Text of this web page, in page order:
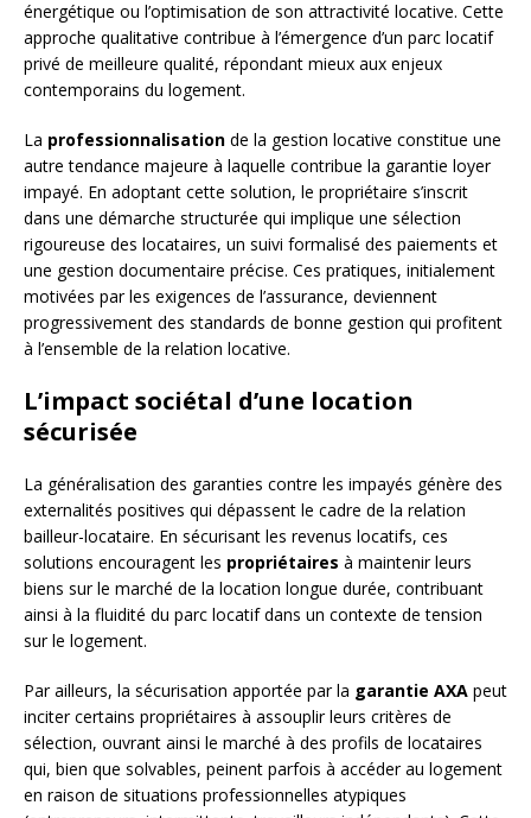
énergétique ou l’optimisation de son attractivité locative. Cette
approche qualitative contribue à l’émergence d’un parc locatif
privé de meilleure qualité, répondant mieux aux enjeux
contemporains du logement.
La professionnalisation de la gestion locative constitue une
autre tendance majeure à laquelle contribue la garantie loyer
impayé. En adoptant cette solution, le propriétaire s’inscrit
dans une démarche structurée qui implique une sélection
rigoureuse des locataires, un suivi formalisé des paiements et
une gestion documentaire précise. Ces pratiques, initialement
motivées par les exigences de l’assurance, deviennent
progressivement des standards de bonne gestion qui profitent
à l’ensemble de la relation locative.
L’impact sociétal d’une location
sécurisée
La généralisation des garanties contre les impayés génère des
externalités positives qui dépassent le cadre de la relation
bailleur-locataire. En sécurisant les revenus locatifs, ces
solutions encouragent les propriétaires à maintenir leurs
biens sur le marché de la location longue durée, contribuant
ainsi à la fluidité du parc locatif dans un contexte de tension
sur le logement.
Par ailleurs, la sécurisation apportée par la garantie AXA peut
inciter certains propriétaires à assouplir leurs critères de
sélection, ouvrant ainsi le marché à des profils de locataires
qui, bien que solvables, peinent parfois à accéder au logement
en raison de situations professionnelles atypiques